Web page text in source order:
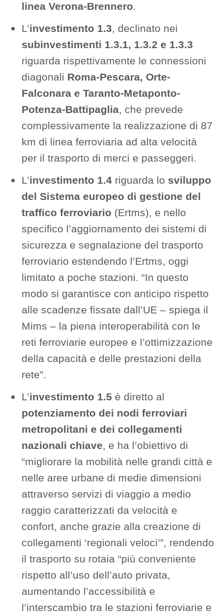
linea Verona-Brennero.
L’investimento 1.3, declinato nei
subinvestimenti 1.3.1, 1.3.2 e 1.3.3
riguarda rispettivamente le connessioni
diagonali Roma-Pescara, Orte-
Falconara e Taranto-Metaponto-
Potenza-Battipaglia, che prevede
complessivamente la realizzazione di 87
km di linea ferroviaria ad alta velocità
per il trasporto di merci e passeggeri.
L’investimento 1.4 riguarda lo sviluppo
del Sistema europeo di gestione del
traffico ferroviario (Ertms), e nello
specifico l’aggiornamento dei sistemi di
sicurezza e segnalazione del trasporto
ferroviario estendendo l’Ertms, oggi
limitato a poche stazioni. “In questo
modo si garantisce con anticipo rispetto
alle scadenze fissate dall’UE – spiega il
Mims – la piena interoperabilità con le
reti ferroviarie europee e l’ottimizzazione
della capacità e delle prestazioni della
rete”.
L’investimento 1.5 è diretto al
potenziamento dei nodi ferroviari
metropolitani e dei collegamenti
nazionali chiave, e ha l’obiettivo di
“migliorare la mobilità nelle grandi città e
nelle aree urbane di medie dimensioni
attraverso servizi di viaggio a medio
raggio caratterizzati da velocità e
confort, anche grazie alla creazione di
collegamenti ‘regionali veloci’”, rendendo
il trasporto su rotaia “più conveniente
rispetto all’uso dell’auto privata,
aumentando l’accessibilità e
l’interscambio tra le stazioni ferroviarie e